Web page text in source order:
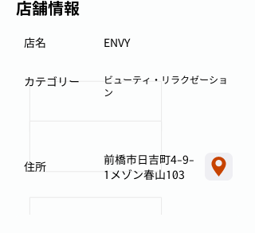
店舗情報
ENVY
店名
ビューティ・リラクゼーショ
ン
カテゴリー
前橋市日吉町4-9-
1メゾン春山103
住所